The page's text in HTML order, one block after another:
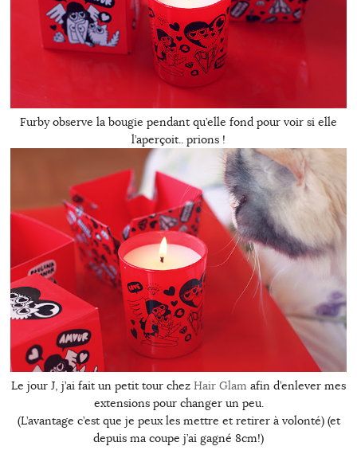
Furby observe la bougie pendant qu’elle fond pour voir si elle
l’aperçoit.. prions !
Le jour J, j’ai fait un petit tour chez Hair Glam afin d’enlever mes
extensions pour changer un peu.
(L’avantage c’est que je peux les mettre et retirer à volonté) (et
depuis ma coupe j’ai gagné 8cm!)